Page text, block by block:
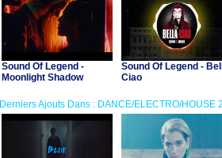
Sound Of Legend -
Moonlight Shadow
Sound Of Legend -
Ciao
Derniers Ajouts Dans : DANCE/ELECTRO/HOUSE